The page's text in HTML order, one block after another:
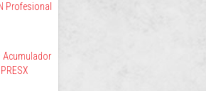
Profesional